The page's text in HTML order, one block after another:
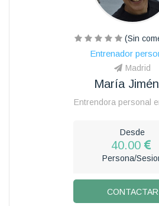
(Sin
Entrenador
Madrid
María
Entrendora personal
Desde
40.00
Persona/
CONTACTAR